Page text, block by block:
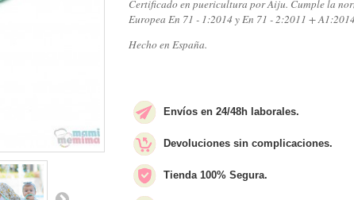
Certificado en puericultura por Aiju. Cumple la
Europea En 71 - 1:2014 y En 71 - 2:2011 +
Hecho en España.
Envíos en 24/48h laborales.
Devoluciones sin complicaciones.
Tienda 100% Segura.